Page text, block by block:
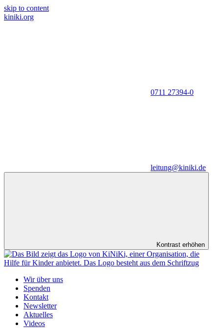
skip to content
kiniki.org
0711 27394-0
leitung@kiniki.de
Kontrast erhöhen
Wir über uns
Spenden
Kontakt
Newsletter
Aktuelles
Videos